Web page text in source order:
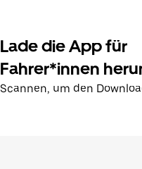
Lade die App für
Fahrer*innen
Scannen, um den